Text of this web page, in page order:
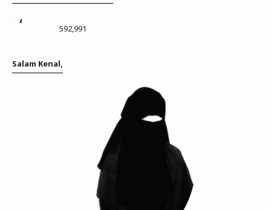
592,991
Salam Kenal,